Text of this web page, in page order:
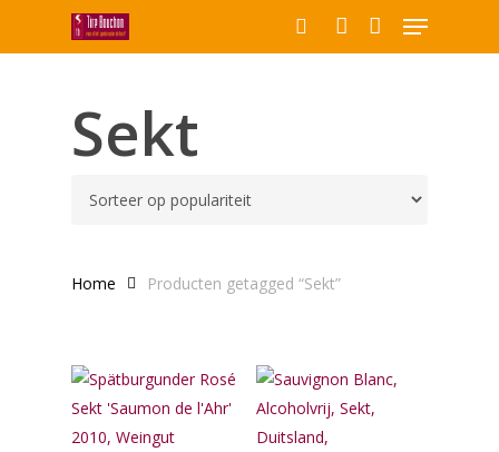
zoeken
searchaccount
Menu
Sekt
Home Producten getagged “Sekt”